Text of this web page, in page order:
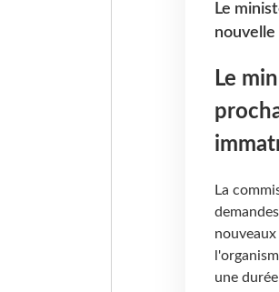
Le
nouvelle
Le
La
une